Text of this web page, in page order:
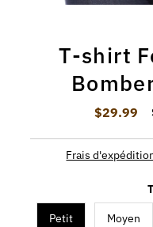
T-shirt
Prix
$29.99
Frais
Petit Moyen